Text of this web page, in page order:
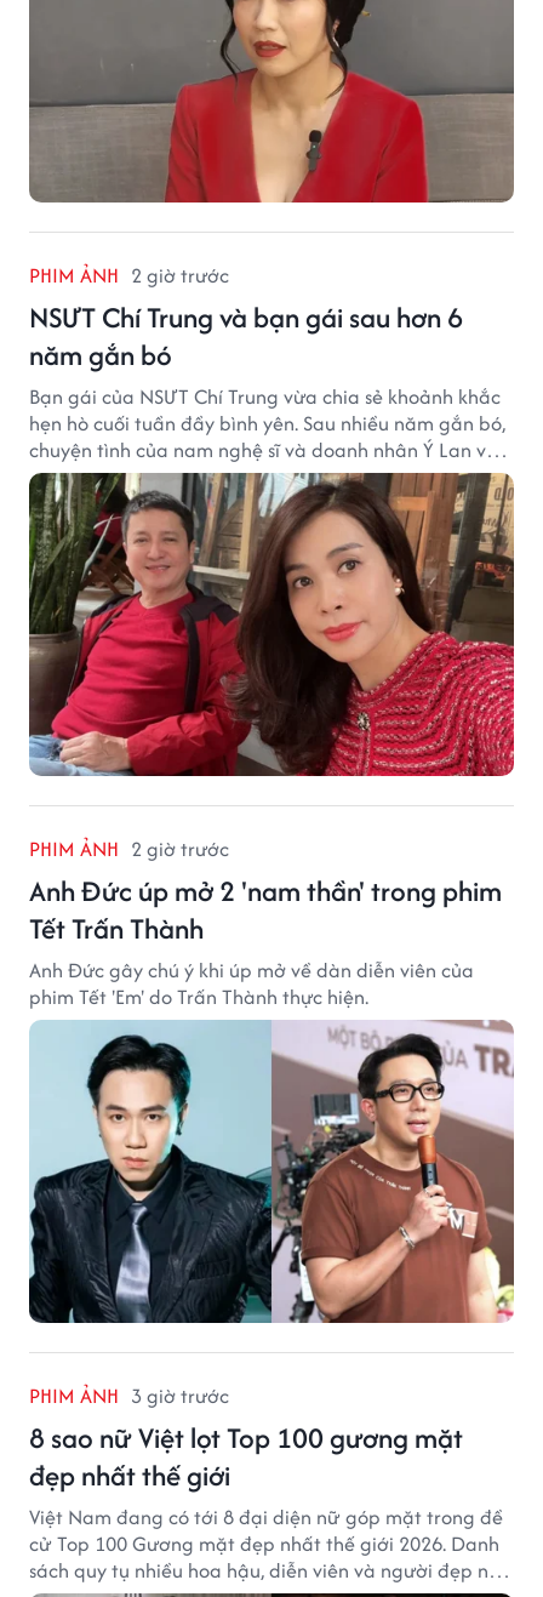
PHIM ẢNH 2 giờ trước
NSƯT Chí Trung và bạn gái sau hơn 6
năm gắn bó
Bạn gái của NSƯT Chí Trung vừa chia sẻ khoảnh khắc
hẹn hò cuối tuần đầy bình yên. Sau nhiều năm gắn bó,
chuyện tình của nam nghệ sĩ và doanh nhân Ý Lan vẫn
nhận được sự quan tâm từ công chúng.
PHIM ẢNH 2 giờ trước
Anh Đức úp mở 2 'nam thần' trong phim
Tết Trấn Thành
Anh Đức gây chú ý khi úp mở về dàn diễn viên của
phim Tết 'Em' do Trấn Thành thực hiện.
PHIM ẢNH 3 giờ trước
8 sao nữ Việt lọt Top 100 gương mặt
đẹp nhất thế giới
Việt Nam đang có tới 8 đại diện nữ góp mặt trong đề
cử Top 100 Gương mặt đẹp nhất thế giới 2026. Danh
sách quy tụ nhiều hoa hậu, diễn viên và người đẹp nổi